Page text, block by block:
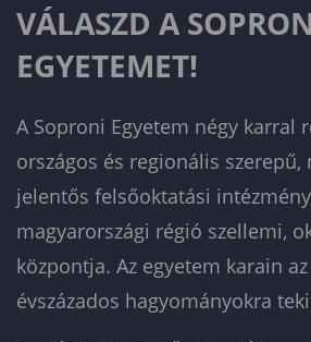
VÁLASZD A
EGYETEMET!
A Soproni Egyetem négy karral
országos és regionális szerepű,
jelentős felsőoktatási
magyarországi régió szellemi,
központja. Az egyetem karain
évszázados hagyományokra